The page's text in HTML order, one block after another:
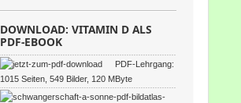
DOWNLOAD: VITAMIN D ALS
PDF-EBOOK
PDF-Lehrgang:
1015 Seiten, 549 Bilder, 120 MByte